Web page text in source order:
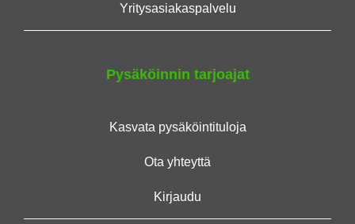
Yritysasiakaspalvelu
Pysäköinnin tarjoajat
Kasvata pysäköintituloja
Ota yhteyttä
Kirjaudu